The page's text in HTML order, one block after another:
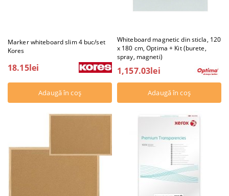
Marker whiteboard slim 4 buc/set
Kores
18.15lei
Whiteboard magnetic din sticla, 120
x 180 cm, Optima + Kit (burete,
spray, magneti)
1,157.03lei